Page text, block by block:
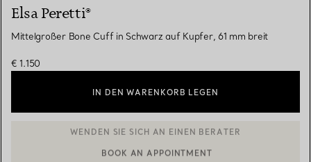
Elsa Peretti®
Mittelgroßer Bone Cuff in Schwarz auf Kupfer, 61 mm breit
€ 1.150
IN DEN WARENKORB LEGEN